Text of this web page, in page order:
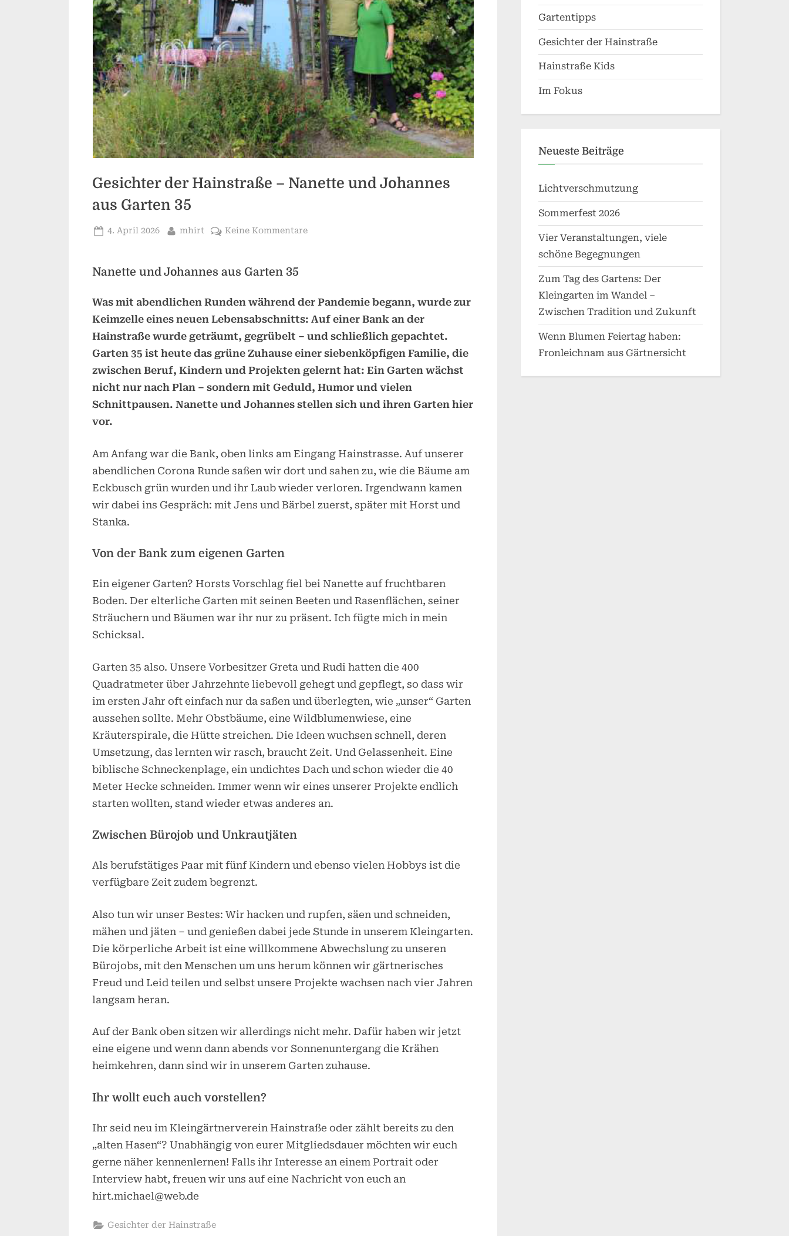
Gesichter der Hainstraße – Nanette und Johannes
aus Garten 35
Posted
4. April 2026 By
mhirt Keine Kommentarezu
Nanette
und
Johannes
35
Nanette und Johannes aus Garten 35
Was mit abendlichen Runden während der Pandemie begann, wurde zur
Keimzelle eines neuen Lebensabschnitts: Auf einer Bank an der
Hainstraße wurde geträumt, gegrübelt – und schließlich gepachtet.
Garten 35 ist heute das grüne Zuhause einer siebenköpfigen Familie, die
zwischen Beruf, Kindern und Projekten gelernt hat: Ein Garten wächst
nicht nur nach Plan – sondern mit Geduld, Humor und vielen
Schnittpausen. Nanette und Johannes stellen sich und ihren Garten hier
vor.
Am Anfang war die Bank, oben links am Eingang Hainstrasse. Auf unserer
abendlichen Corona Runde saßen wir dort und sahen zu, wie die Bäume am
Eckbusch grün wurden und ihr Laub wieder verloren. Irgendwann kamen
wir dabei ins Gespräch: mit Jens und Bärbel zuerst, später mit Horst und
Stanka.
Von der Bank zum eigenen Garten
Ein eigener Garten? Horsts Vorschlag fiel bei Nanette auf fruchtbaren
Boden. Der elterliche Garten mit seinen Beeten und Rasenflächen, seiner
Sträuchern und Bäumen war ihr nur zu präsent. Ich fügte mich in mein
Schicksal.
Garten 35 also. Unsere Vorbesitzer Greta und Rudi hatten die 400
Quadratmeter über Jahrzehnte liebevoll gehegt und gepflegt, so dass wir
im ersten Jahr oft einfach nur da saßen und überlegten, wie „unser“ Garten
aussehen sollte. Mehr Obstbäume, eine Wildblumenwiese, eine
Kräuterspirale, die Hütte streichen. Die Ideen wuchsen schnell, deren
Umsetzung, das lernten wir rasch, braucht Zeit. Und Gelassenheit. Eine
biblische Schneckenplage, ein undichtes Dach und schon wieder die 40
Meter Hecke schneiden. Immer wenn wir eines unserer Projekte endlich
starten wollten, stand wieder etwas anderes an.
Zwischen Bürojob und Unkrautjäten
Als berufstätiges Paar mit fünf Kindern und ebenso vielen Hobbys ist die
verfügbare Zeit zudem begrenzt.
Also tun wir unser Bestes: Wir hacken und rupfen, säen und schneiden,
mähen und jäten – und genießen dabei jede Stunde in unserem Kleingarten.
Die körperliche Arbeit ist eine willkommene Abwechslung zu unseren
Bürojobs, mit den Menschen um uns herum können wir gärtnerisches
Freud und Leid teilen und selbst unsere Projekte wachsen nach vier Jahren
langsam heran.
Auf der Bank oben sitzen wir allerdings nicht mehr. Dafür haben wir jetzt
eine eigene und wenn dann abends vor Sonnenuntergang die Krähen
heimkehren, dann sind wir in unserem Garten zuhause.
Ihr wollt euch auch vorstellen?
Ihr seid neu im Kleingärtnerverein Hainstraße oder zählt bereits zu den
„alten Hasen“? Unabhängig von eurer Mitgliedsdauer möchten wir euch
gerne näher kennenlernen! Falls ihr Interesse an einem Portrait oder
Interview habt, freuen wir uns auf eine Nachricht von euch an
hirt.michael@web.de
Gesichter der Hainstraße
Gartentipps
Gesichter der Hainstraße
Hainstraße Kids
Im Fokus
Neueste Beiträge
Lichtverschmutzung
Sommerfest 2026
Vier Veranstaltungen, viele
schöne Begegnungen
Zum Tag des Gartens: Der
Kleingarten im Wandel –
Zwischen Tradition und Zukunft
Wenn Blumen Feiertag haben:
Fronleichnam aus Gärtnersicht